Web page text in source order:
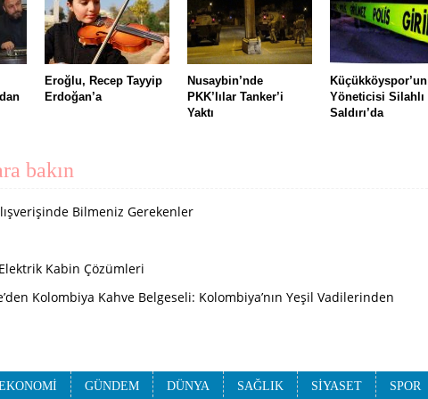
Eroğlu, Recep Tayyip
Erdoğan’a
Nusaybin’nde
PKK’lılar Tanker’i
Yaktı
Küçükköyspor’un
Yöneticisi Silahlı
Saldırı’da
bakın
Bilmeniz Gerekenler
Kabin Çözümleri
Kolombiya Kahve Belgeseli: Kolombiya’nın Yeşil Vadilerinden
GÜNDEM DÜNYA SAĞLIK SİYASET SPOR